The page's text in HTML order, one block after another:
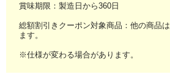
賞味期限：製造日から360日
総額割引きクーポン対象商品：他の商品は
ます。
※仕様が変わる場合があります。